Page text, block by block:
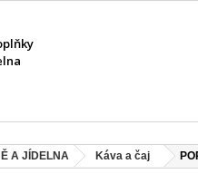
A JÍDELNA Káva a čaj